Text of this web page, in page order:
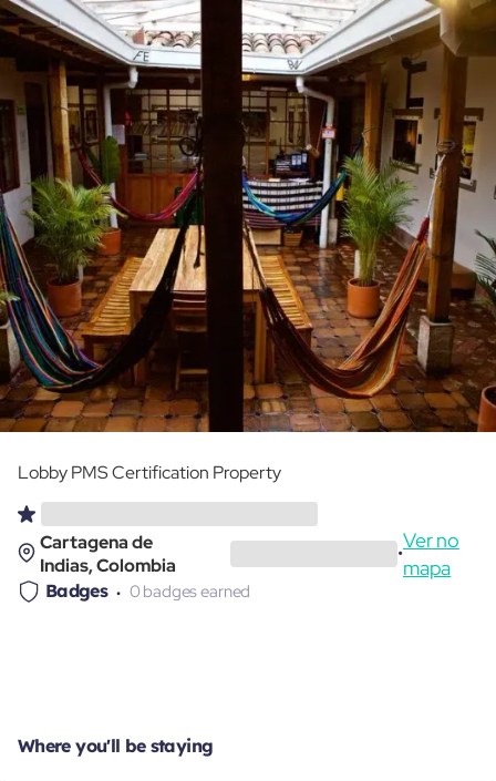
Lobby PMS Certification Property
Cartagena de
Indias, Colombia
•
Ver no
mapa
Badges 0 badges earned
Where you'll be staying